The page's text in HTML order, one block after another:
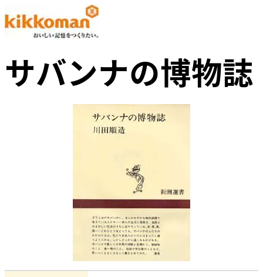
サバンナの博物誌